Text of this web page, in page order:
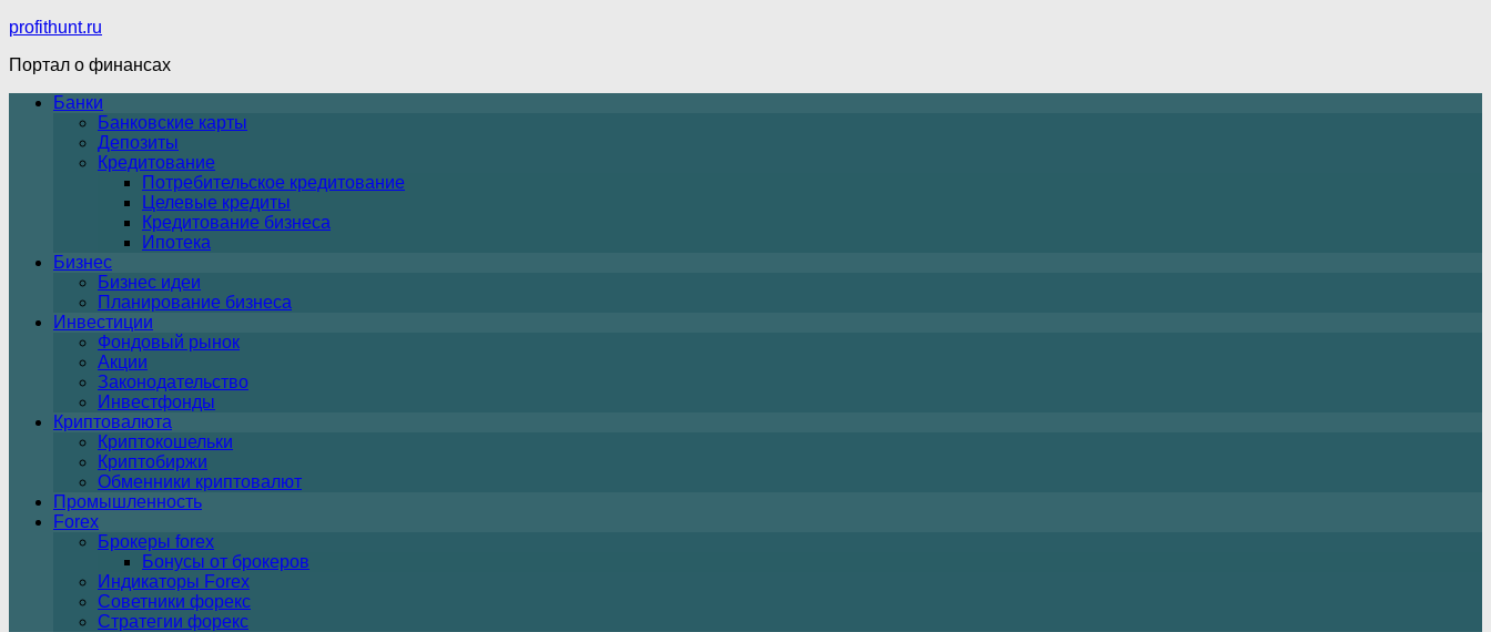
profithunt.ru
Портал о финансах
Банки
Банковские карты
Депозиты
Кредитование
Потребительское кредитование
Целевые кредиты
Кредитование бизнеса
Ипотека
Бизнес
Бизнес идеи
Планирование бизнеса
Инвестиции
Фондовый рынок
Акции
Законодательство
Инвестфонды
Криптовалюта
Криптокошельки
Криптобиржи
Обменники криптовалют
Промышленность
Forex
Брокеры forex
Бонусы от брокеров
Индикаторы Forex
Советники форекс
Стратегии форекс